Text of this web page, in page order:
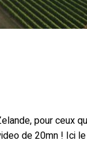
pour ceux
de 20mn ! Ici